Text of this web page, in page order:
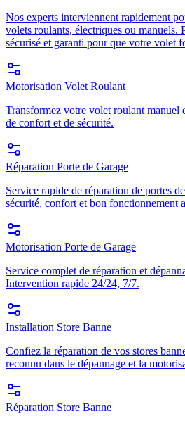
Nos experts interviennent rapidement
volets roulants, électriques ou manuels.
sécurisé et garanti pour que votre volet
Motorisation Volet Roulant
Transformez votre volet roulant manuel
de confort et de sécurité.
Réparation Porte de Garage
Service rapide de réparation de portes
sécurité, confort et bon fonctionnement
Motorisation Porte de Garage
Service complet de réparation et
Intervention rapide 24/24, 7/7.
Installation Store Banne
Confiez la réparation de vos stores
reconnu dans le dépannage et la
Réparation Store Banne